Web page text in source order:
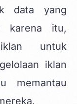
data yang
karena itu,
untuk
iklan
memantau